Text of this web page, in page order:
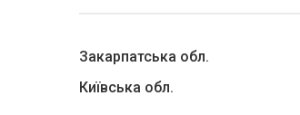
Закарпатська обл.
Київська обл.